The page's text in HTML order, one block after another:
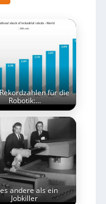
für die
Robotik:…
andere als ein
Jobkiller